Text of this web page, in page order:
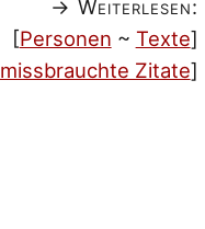
→ Weiterlesen:
[Personen ~ Texte]
missbrauchte Zitate]